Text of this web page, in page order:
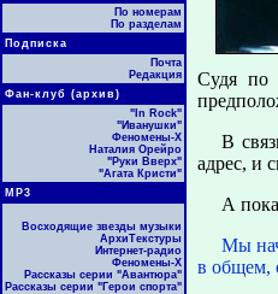
По номерам
По разделам
Подписка
Почта
Редакция
Фан-клуб (архив)
"In Rock"
"Иванушки"
Феномены-Х
Наталия Орейро
"Руки Вверх"
"Агата Кристи"
МР3
Восходящие звезды музыки
АрхиТекстуры
Интернет-радио
Феномены-Х
Рассказы серии "Авантюра"
Рассказы серии "Герои спорта"
Судя по
В
адpес, и
А
Мы
в общем,